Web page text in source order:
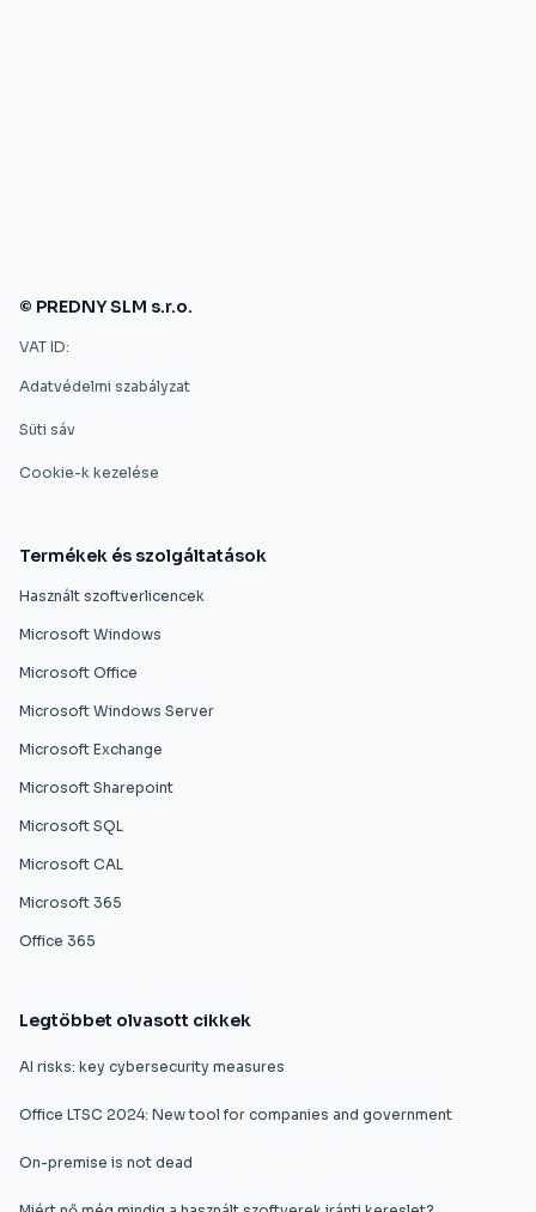
© PREDNY SLM s.r.o.
VAT ID:
Adatvédelmi szabályzat
Süti sáv
Cookie-k kezelése
Termékek és szolgáltatások
Használt szoftverlicencek
Microsoft Windows
Microsoft Office
Microsoft Windows Server
Microsoft Exchange
Microsoft Sharepoint
Microsoft SQL
Microsoft CAL
Microsoft 365
Office 365
Legtöbbet olvasott cikkek
AI risks: key cybersecurity measures
Office LTSC 2024: New tool for companies and government
On-premise is not dead